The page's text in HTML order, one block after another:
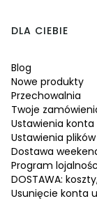
Linki w
DLA CIEBIE
Blog
Nowe produkty
Przechowalnia
Twoje
Ustawienia konta
Ustawienia
Dostawa
Program
DOSTAWA:
Usunięcie konta